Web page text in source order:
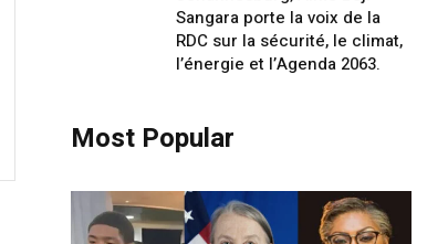
Sangara porte la voix de la
RDC sur la sécurité, le climat,
l’énergie et l’Agenda 2063.
Most Popular